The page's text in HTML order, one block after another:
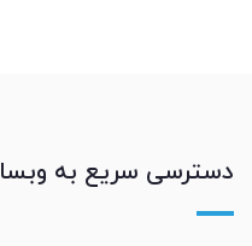
دسترسی سریع به